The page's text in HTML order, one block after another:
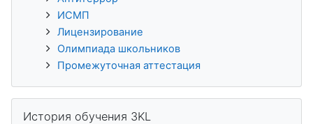
ИСМП
Лицензирование
Олимпиада школьников
Промежуточная аттестация
История обучения 3KL